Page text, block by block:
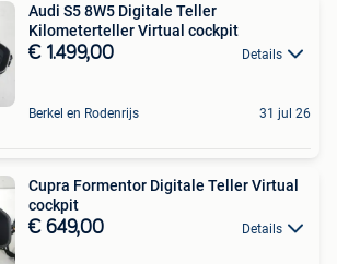
Audi S5 8W5 Digitale Teller
Kilometerteller Virtual cockpit
€ 1.499,00 Details
Berkel en Rodenrijs 31 jul 26
Cupra Formentor Digitale Teller Virtual
cockpit
€ 649,00 Details